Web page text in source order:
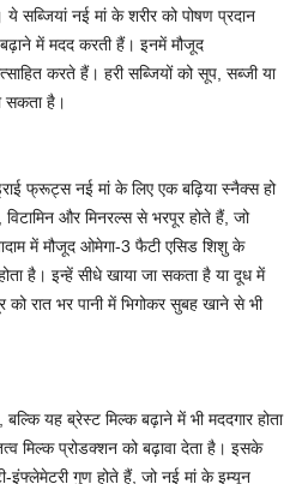
सब्जियां नई मां के शरीर को पोषण प्रदान
में मदद करती हैं। इनमें मौजूद
करते हैं। हरी सब्जियों को सूप, सब्जी या
सकता है।
फ्रूट्स नई मां के लिए एक बढ़िया स्नैक्स हो
और मिनरल्स से भरपूर होते हैं, जो
में मौजूद ओमेगा-3 फैटी एसिड शिशु के
है। इन्हें सीधे खाया जा सकता है या दूध में
रात भर पानी में भिगोकर सुबह खाने से भी
यह ब्रेस्ट मिल्क बढ़ाने में भी मददगार होता
मिल्क प्रोडक्शन को बढ़ावा देता है। इसके
गुण होते हैं, जो नई मां के इम्यून